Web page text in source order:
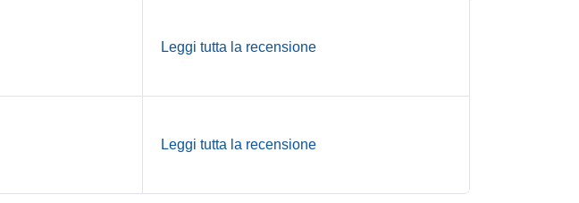
Leggi tutta la recensione
Leggi tutta la recensione